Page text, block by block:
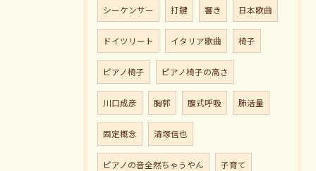
シーケンサー 打鍵 響き 日本歌曲
ドイツリート イタリア歌曲 椅子
ピアノ椅子 ピアノ椅子の高さ
川口成彦 胸郭 腹式呼吸 肺活量
固定概念 清塚信也
ピアノの音全然ちゃうやん 子育て